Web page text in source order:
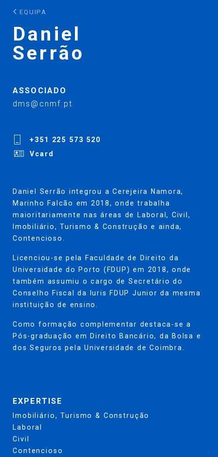
EQUIPA
Daniel
Serrão
ASSOCIADO
dms@cnmf.pt
+351 225 573 520
Vcard
Daniel Serrão integrou a Cerejeira Namora,
Marinho Falcão em 2018, onde trabalha
maioritariamente nas áreas de Laboral, Civil,
Imobiliário, Turismo & Construção e ainda,
Contencioso.
Licenciou-se pela Faculdade de Direito da
Universidade do Porto (FDUP) em 2018, onde
também assumiu o cargo de Secretário do
Conselho Fiscal da Iuris FDUP Junior da mesma
instituição de ensino.
Como formação complementar destaca-se a
Pós-graduação em Direito Bancário, da Bolsa e
dos Seguros pela Universidade de Coimbra.
EXPERTISE
Imobiliário, Turismo & Construção
Laboral
Civil
Contencioso